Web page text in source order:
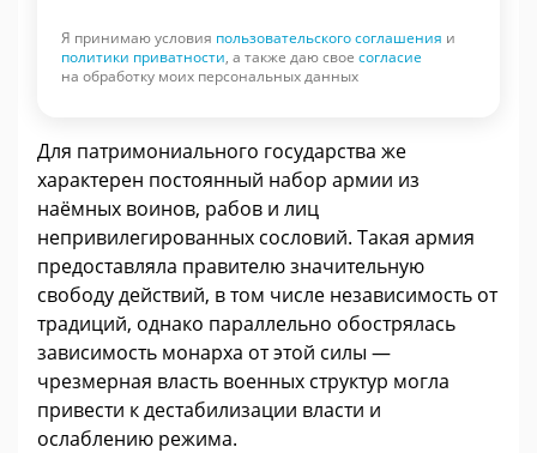
Я принимаю условия пользовательского соглашения и
политики приватности, а также даю свое согласие
на обработку моих персональных данных
Для патримониального государства же
характерен постоянный набор армии из
наёмных воинов, рабов и лиц
непривилегированных сословий. Такая армия
предоставляла правителю значительную
свободу действий, в том числе независимость от
традиций, однако параллельно обострялась
зависимость монарха от этой силы —
чрезмерная власть военных структур могла
привести к дестабилизации власти и
ослаблению режима.